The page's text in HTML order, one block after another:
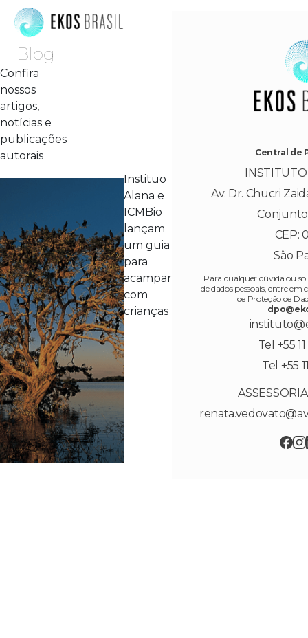
Blog
Confira
nossos
artigos,
notícias e
publicações
autorais
Instituo
Alana e
ICMBio
lançam
um guia
para
acampar
com
crianças
Central de
Av. Dr. Chucri
CEP:
São
Para qualquer dúvida ou
de dados pessoais, entre
de Proteção de
Tel +55
Tel +55